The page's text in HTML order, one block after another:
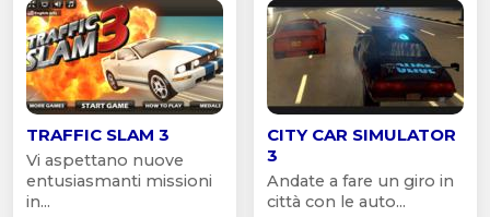
TRAFFIC SLAM 3
Vi aspettano nuove
entusiasmanti missioni
in...
CITY CAR SIMULATOR
3
Andate a fare un giro in
città con le auto...